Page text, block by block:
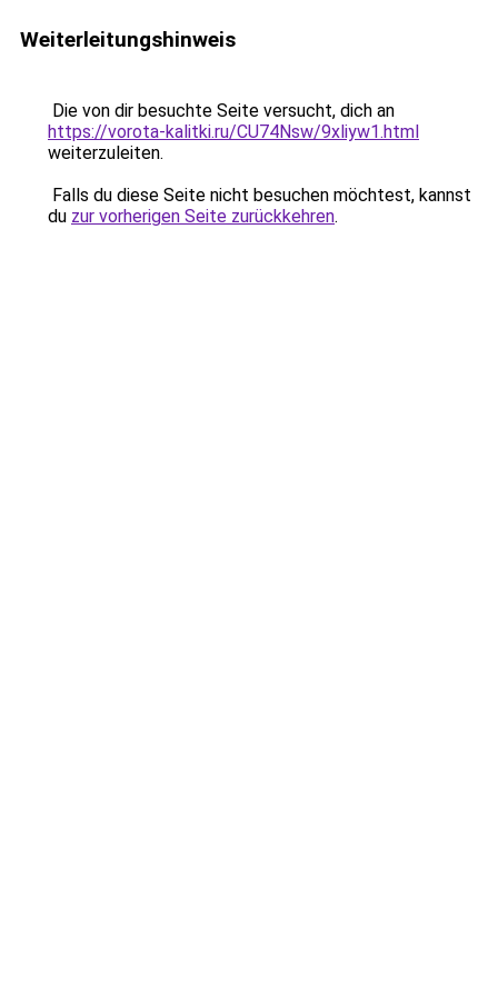
Weiterleitungshinweis
Die von dir besuchte Seite versucht, dich an
https://vorota-kalitki.ru/CU74Nsw/9xliyw1.html
weiterzuleiten.
Falls du diese Seite nicht besuchen möchtest, kannst
du zur vorherigen Seite zurückkehren.